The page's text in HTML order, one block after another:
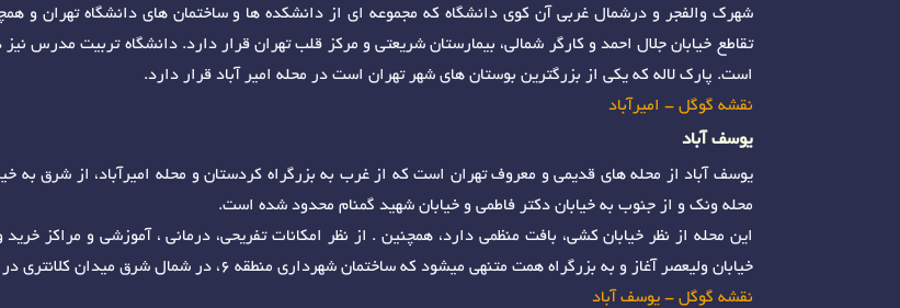
شهرک والفجر و درشمال غربی آن کوی دانشگاه که مجموعه ای از دانشکده ها و ساختمان های دانشگاه تهران و
تقاطع خیابان جلال احمد و کارگر شمالی، بیمارستان شریعتی و مرکز قلب تهران قرار دارد. دانشگاه تربیت مدرس
است. پارک لاله که یکی از بزرگترین بوستان های شهر تهران است در محله امیر آباد قرار دارد.
نقشه گوگل - امیرآباد
یوسف آباد
یوسف آباد از محله ‌های قدیمی و معروف تهران است که از غرب به بزرگراه کردستان و محله امیرآباد، از شرق به
محله ونک و از جنوب به خیابان دکتر فاطمی و خیابان شهید گمنام محدود شده است.
این محله از نظر خیابان کشی، بافت منظمی دارد، همچنین . از نظر امکانات تفریحی، درمانی ، آموزشی و مراکز
خیابان ولیعصر آغاز و به بزرگراه همت متنهی میشود که ساختمان شهرداری منطقه 6، در شمال شرق میدان کلانتری در همین خیابان واقع شده است.
نقشه گوگل - یوسف آباد